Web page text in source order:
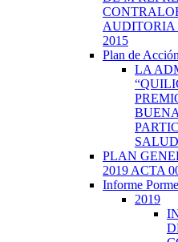
AUDITORIA
2015
Plan de
LA
PLAN
2019 ACTA
Informe
2019